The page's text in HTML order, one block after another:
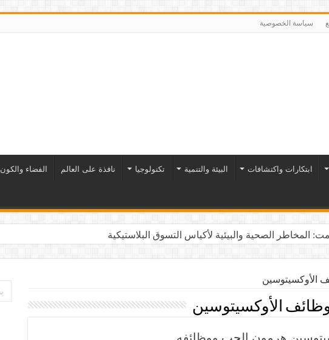
سياسة الخصوصية
ابتكارات واكتشافات البيئة والتنمية تكنولوجيا نافذة على العالم الفضاء والكون
المخاطر الصحية والبيئية لأكياس التسوق البلاستيكية
الأوكسيتوسين
الأوكسيتوسين